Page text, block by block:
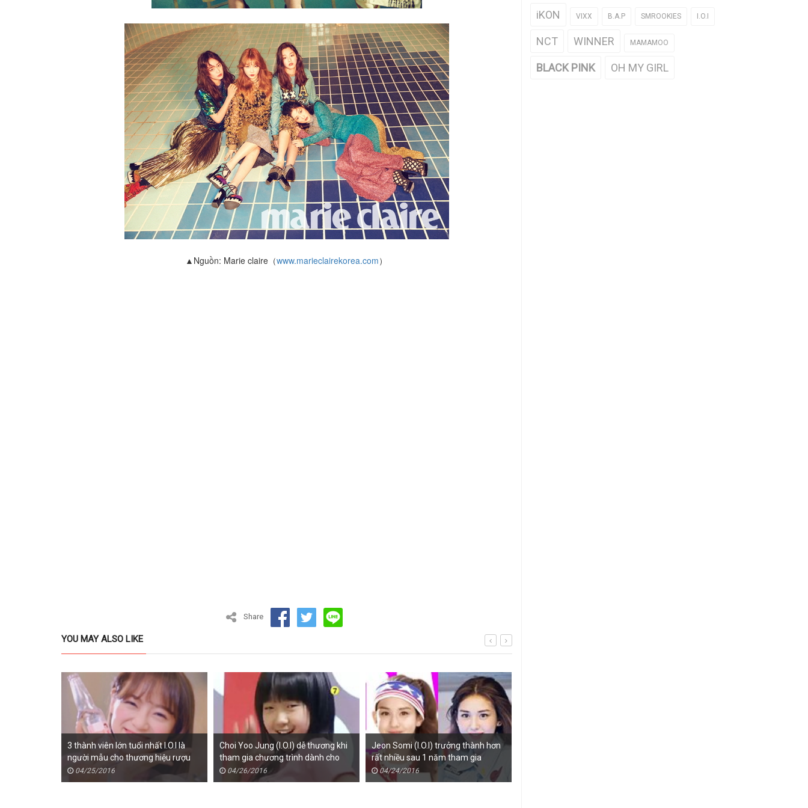
▲Nguồn: Marie claire（www.marieclairekorea.com）
Share
YOU MAY ALSO LIKE
3 thành viên lớn tuổi nhất I.O.I là
người mẫu cho thương hiệu rượu
Hite Jinro
04/25/2016
Choi Yoo Jung (I.O.I) dễ thương khi
tham gia chương trình dành cho
thiếu nhi trong quá khứ
04/26/2016
Jeon Somi (I.O.I) trưởng thành hơn
rất nhiều sau 1 năm tham gia
SIXTEEN
04/24/2016
iKON VIXX B.A.P SMROOKIES I.O.I
NCT WINNER MAMAMOO
BLACK PINK OH MY GIRL